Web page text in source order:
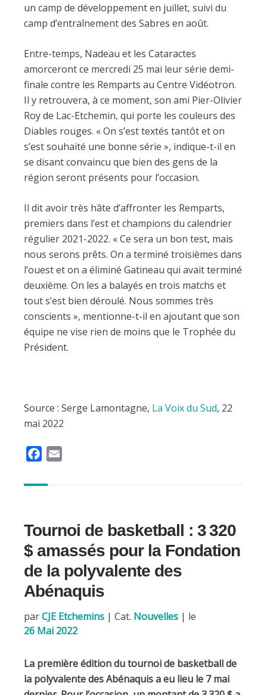
un camp de développement en juillet, suivi du
camp d’entraînement des Sabres en août.
Entre-temps, Nadeau et les Cataractes
amorceront ce mercredi 25 mai leur série demi-
finale contre les Remparts au Centre Vidéotron.
Il y retrouvera, à ce moment, son ami Pier-Olivier
Roy de Lac-Etchemin, qui porte les couleurs des
Diables rouges. « On s’est textés tantôt et on
s’est souhaité une bonne série », indique-t-il en
se disant convaincu que bien des gens de la
région seront présents pour l’occasion.
Il dit avoir très hâte d’affronter les Remparts,
premiers dans l’est et champions du calendrier
régulier 2021-2022. « Ce sera un bon test, mais
nous serons prêts. On a terminé troisièmes dans
l’ouest et on a éliminé Gatineau qui avait terminé
deuxième. On les a balayés en trois matchs et
tout s’est bien déroulé. Nous sommes très
conscients », mentionne-t-il en ajoutant que son
équipe ne vise rien de moins que le Trophée du
Président.
Source : Serge Lamontagne, La Voix du Sud, 22
mai 2022
c
o
o
Tournoi de basketball : 3 320
$ amassés pour la Fondation
de la polyvalente des
Abénaquis
parCJE Etchemins | Cat. Nouvelles | le
26 Mai 2022
La première édition du tournoi de basketball de
la polyvalente des Abénaquis a eu lieu le 7 mai